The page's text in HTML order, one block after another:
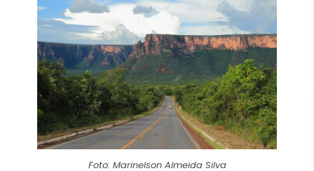
Foto: Marinelson Almeida Silva